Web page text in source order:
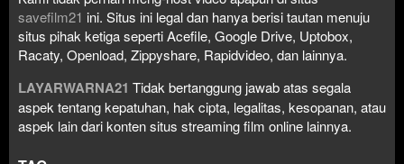
savefilm21 ini. Situs ini legal dan hanya berisi tautan menuju
situs pihak ketiga seperti Acefile, Google Drive, Uptobox,
Racaty, Openload, Zippyshare, Rapidvideo, dan lainnya.
LAYARWARNA21 Tidak bertanggung jawab atas segala
aspek tentang kepatuhan, hak cipta, legalitas, kesopanan, atau
aspek lain dari konten situs streaming film online lainnya.